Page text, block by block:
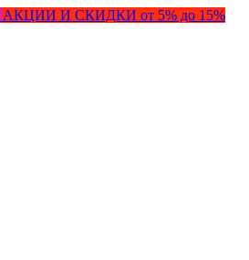
АКЦИИ И СКИДКИ от 5% до 15%